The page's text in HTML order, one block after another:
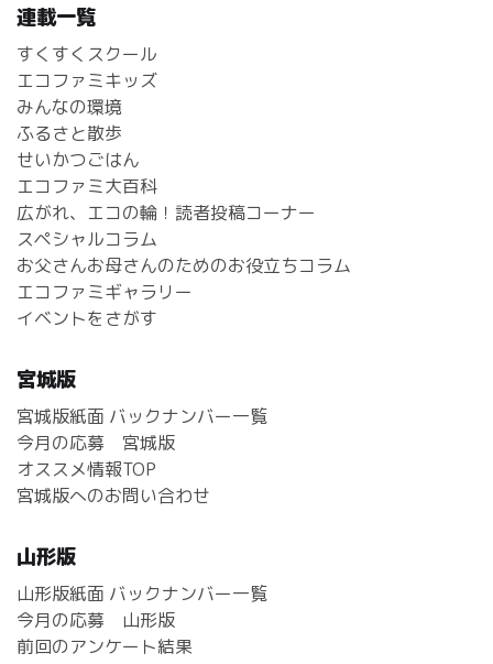
連載一覧
すくすくスクール
エコファミキッズ
みんなの環境
ふるさと散歩
せいかつごはん
エコファミ大百科
広がれ、エコの輪！読者投稿コーナー
スペシャルコラム
お父さんお母さんのためのお役立ちコラム
エコファミギャラリー
イベントをさがす
宮城版
宮城版紙面 バックナンバー一覧
今月の応募 宮城版
オススメ情報TOP
宮城版へのお問い合わせ
山形版
山形版紙面 バックナンバー一覧
今月の応募 山形版
前回のアンケート結果